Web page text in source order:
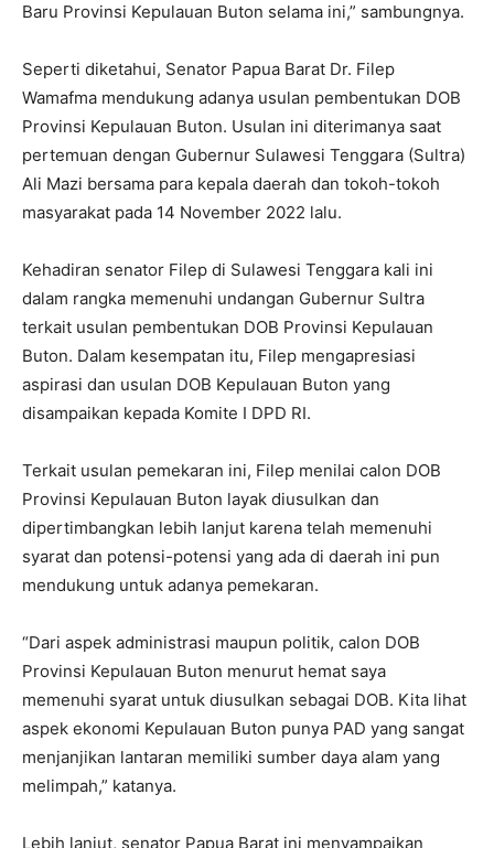
Baru Provinsi Kepulauan Buton selama ini,” sambungnya.
Seperti diketahui, Senator Papua Barat Dr. Filep
Wamafma mendukung adanya usulan pembentukan DOB
Provinsi Kepulauan Buton. Usulan ini diterimanya saat
pertemuan dengan Gubernur Sulawesi Tenggara (Sultra)
Ali Mazi bersama para kepala daerah dan tokoh-tokoh
masyarakat pada 14 November 2022 lalu.
Kehadiran senator Filep di Sulawesi Tenggara kali ini
dalam rangka memenuhi undangan Gubernur Sultra
terkait usulan pembentukan DOB Provinsi Kepulauan
Buton. Dalam kesempatan itu, Filep mengapresiasi
aspirasi dan usulan DOB Kepulauan Buton yang
disampaikan kepada Komite I DPD RI.
Terkait usulan pemekaran ini, Filep menilai calon DOB
Provinsi Kepulauan Buton layak diusulkan dan
dipertimbangkan lebih lanjut karena telah memenuhi
syarat dan potensi-potensi yang ada di daerah ini pun
mendukung untuk adanya pemekaran.
“Dari aspek administrasi maupun politik, calon DOB
Provinsi Kepulauan Buton menurut hemat saya
memenuhi syarat untuk diusulkan sebagai DOB. Kita lihat
aspek ekonomi Kepulauan Buton punya PAD yang sangat
menjanjikan lantaran memiliki sumber daya alam yang
melimpah,” katanya.
Lebih lanjut, senator Papua Barat ini menyampaikan